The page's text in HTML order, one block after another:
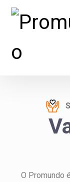
O Promundo